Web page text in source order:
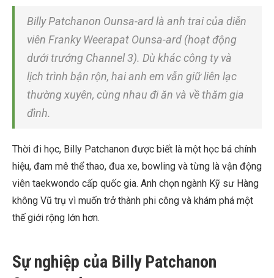
Billy Patchanon Ounsa-ard là anh trai của diễn
viên Franky Weerapat Ounsa-ard (hoạt động
dưới trướng Channel 3). Dù khác công ty và
lịch trình bận rộn, hai anh em vẫn giữ liên lạc
thường xuyên, cùng nhau đi ăn và về thăm gia
đình.
Thời đi học, Billy Patchanon được biết là một học bá chính
hiệu, đam mê thể thao, đua xe, bowling và từng là vận động
viên taekwondo cấp quốc gia. Anh chọn ngành Kỹ sư Hàng
không Vũ trụ vì muốn trở thành phi công và khám phá một
thế giới rộng lớn hơn.
Sự nghiệp của Billy Patchanon